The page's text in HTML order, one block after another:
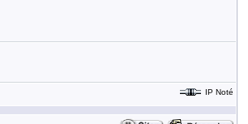
IP Noté